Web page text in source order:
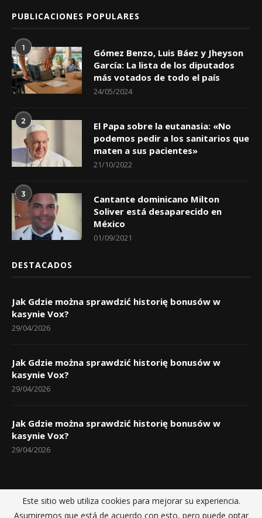
PUBLICACIONES POPULARES
1
Gómez Benzo, Luis Báez y Jheyson
García: La lista de los diputados
más votados de todo el país
24/05/2024
2
El Papa sobre la eutanasia: «No
podemos pedir a los sanitarios que
maten a sus pacientes»
21/10/2022
3
Cantante dominicano Milton
Soliver está desaparecido en
México
01/09/2021
DESTACADOS
Jak Gdzie można sprawdzić historię bonusów w
kasynie Vox?
29/04/2026
Jak Gdzie można sprawdzić historię bonusów w
kasynie Vox?
29/04/2026
Jak Gdzie można sprawdzić historię bonusów w
kasynie Vox?
29/04/2026
Inicio Políticas de privacidad Sobre nosotros Contactos
Este sitio web utiliza cookies para mejorar su experiencia.
Asumiremos que está de acuerdo con esto, pero puede optar